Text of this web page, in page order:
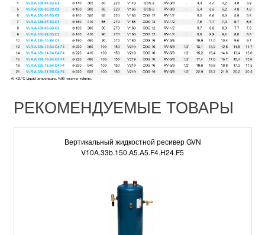
РЕКОМЕНДУЕМЫЕ ТОВАРЫ
Вертикальный жидкостной ресивер GVN
V10A.33b.150.A5.A5.F4.H24.F5